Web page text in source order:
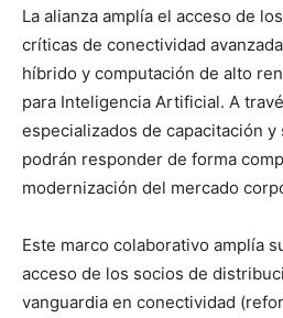
La alianza amplía el acceso de
críticas de conectividad
híbrido y computación de alto
para Inteligencia Artificial. A
especializados de capacitación
podrán responder de forma
modernización del mercado
Este marco colaborativo amplía
acceso de los socios de
vanguardia en conectividad